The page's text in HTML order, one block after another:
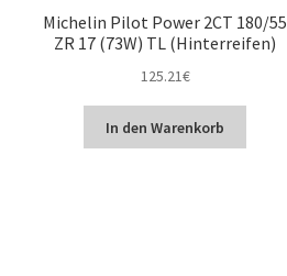
Michelin Pilot Power 2CT 180/55
ZR 17 (73W) TL (Hinterreifen)
125.21€
In den Warenkorb